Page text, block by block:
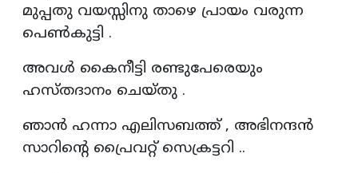
മുപ്പതു വയസ്സിനു താഴെ പ്രായം വരുന്ന
പെൺകുട്ടി .
അവൾ കൈനീട്ടി രണ്ടുപേരെയും
ഹസ്തദാനം ചെയ്തു .
ഞാൻ ഹന്നാ എലിസബത്ത് , അഭിനന്ദൻ
സാറിന്റെ പ്രൈവറ്റ് സെക്രട്ടറി ..